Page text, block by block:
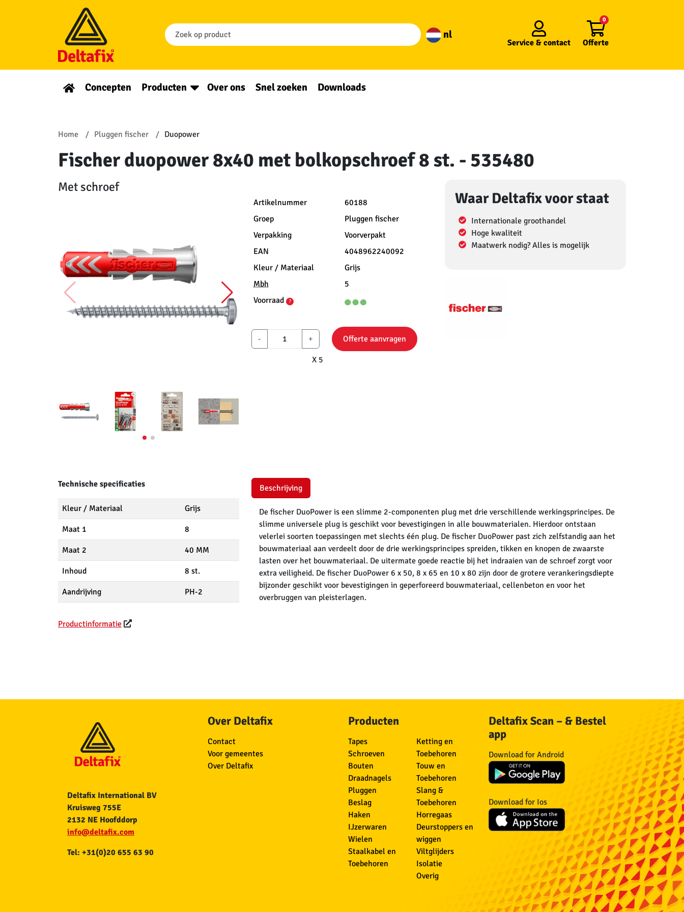
nl
Service & contact Offerte
0
Concepten Producten Over ons Snel zoeken Downloads
Home Pluggen fischer Duopower
Fischer duopower 8x40 met bolkopschroef 8 st. - 535480
Met schroef
Artikelnummer
60188
Groep
Pluggen fischer
Verpakking
Voorverpakt
EAN
4048962240092
Kleur / Materiaal
Grijs
Mbh
5
Voorraad
?
- +
X 5
Offerte aanvragen
Waar Deltafix voor staat
Internationale groothandel
Hoge kwaliteit
Maatwerk nodig? Alles is mogelijk
Technische specificaties
Kleur / Materiaal Grijs
Maat 1 8
Maat 2 40 MM
Inhoud 8 st.
Aandrijving PH-2
Productinformatie
Beschrijving
De fischer DuoPower is een slimme 2-componenten plug met drie verschillende werkingsprincipes. De
slimme universele plug is geschikt voor bevestigingen in alle bouwmaterialen. Hierdoor ontstaan
velerlei soorten toepassingen met slechts één plug. De fischer DuoPower past zich zelfstandig aan het
bouwmateriaal aan verdeelt door de drie werkingsprincipes spreiden, tikken en knopen de zwaarste
lasten over het bouwmateriaal. De uitermate goede reactie bij het indraaien van de schroef zorgt voor
extra veiligheid. De fischer DuoPower 6 x 50, 8 x 65 en 10 x 80 zijn door de grotere verankeringsdiepte
bijzonder geschikt voor bevestigingen in geperforeerd bouwmateriaal, cellenbeton en voor het
overbruggen van pleisterlagen.
Deltafix International BV
Kruisweg 755E
2132 NE Hoofddorp
info@deltafix.com
Tel: +31(0)20 655 63 90
Over Deltafix
Contact
Voor gemeentes
Over Deltafix
Producten
Tapes
Schroeven
Bouten
Draadnagels
Pluggen
Beslag
Haken
IJzerwaren
Wielen
Staalkabel en
Toebehoren
Ketting en
Toebehoren
Touw en
Toebehoren
Slang &
Toebehoren
Horregaas
Deurstoppers en
wiggen
Viltglijders
Isolatie
Overig
Deltafix Scan – & Bestel
app
Download for Android
Download for Ios